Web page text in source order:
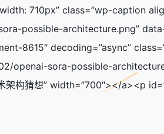
710px” class=”wp-caption
possible-architecture.png”
8615″ decoding=”async”
sora-possible-
架构猜想” width=”700″></a><p